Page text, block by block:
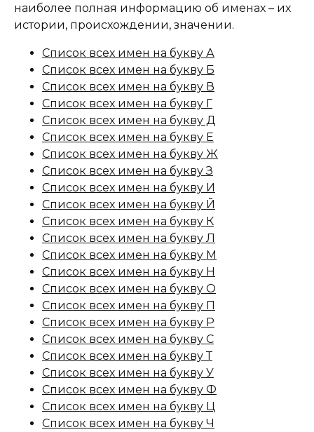
наиболее полная информацию об именах – их
истории, происхождении, значении.
Список всех имен на букву А
Список всех имен на букву Б
Список всех имен на букву В
Список всех имен на букву Г
Список всех имен на букву Д
Список всех имен на букву Е
Список всех имен на букву Ж
Список всех имен на букву З
Список всех имен на букву И
Список всех имен на букву Й
Список всех имен на букву К
Список всех имен на букву Л
Список всех имен на букву М
Список всех имен на букву Н
Список всех имен на букву О
Список всех имен на букву П
Список всех имен на букву Р
Список всех имен на букву С
Список всех имен на букву Т
Список всех имен на букву У
Список всех имен на букву Ф
Список всех имен на букву Ц
Список всех имен на букву Ч